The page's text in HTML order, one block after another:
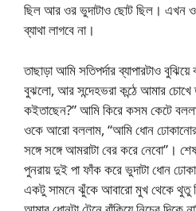
ছিল আর ওর ভুদাটাও ছোট ছিল। এখন
ব্যাথা লাগবে না।
তাছাড়া আমি সতিপর্দার ব্যাপারটাও
বুঝলো, আর সন্দেহভরা কন্ঠে আমার চোখে
কইতাছেন?” আমি কিরে কসম কেটে
ওকে আরো বললাম, “আমি ধোন ঢোকানোর
সঙ্গে সঙ্গে আমরাটা বের করে নেবো”।
পুনরায় দুই পা ফাঁক করে ভুদাটা ধোন
একটু সামনে ঝুঁকে আবারো মুখ থেকে থুতু